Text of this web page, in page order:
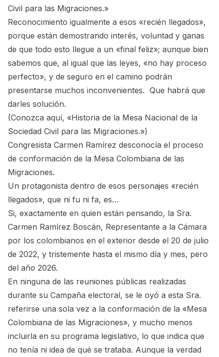
Civil para las Migraciones.»
Reconocimiento igualmente a esos «recién llegados»,
porque están demostrando interés, voluntad y ganas
de que todo esto llegue a un «final feliz»; aunque bien
sabemos que, al igual que las leyes, «no hay proceso
perfecto», y de seguro en el camino podrán
presentarse muchos inconvenientes. Que habrá que
darles solución.
(Conozca aquí, «Historia de la Mesa Nacional de la
Sociedad Civil para las Migraciones.»)
Congresista Carmen Ramírez desconocía el proceso
de conformación de la Mesa Colombiana de las
Migraciones.
Un protagonista dentro de esos personajes «recién
llegados», que ni fu ni fa, es…
Si, exactamente en quien están pensando, la Sra.
Carmen Ramírez Boscán, Representante a la Cámara
por los colombianos en el exterior desde el 20 de julio
de 2022, y tristemente hasta el mismo día y mes, pero
del año 2026.
En ninguna de las reuniones públicas realizadas
durante su Campaña electoral, se le oyó a esta Sra.
referirse una sola vez a la conformación de la «Mesa
Colombiana de las Migraciones», y mucho menos
incluirla en su programa legislativo, lo que indica que
no tenía ni idea de qué se trataba. Aunque la verdad